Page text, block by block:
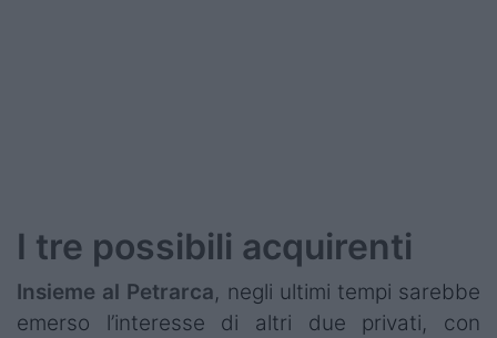
I tre possibili acquirenti
Insieme al Petrarca, negli ultimi tempi sarebbe
emerso l’interesse di altri due privati, con